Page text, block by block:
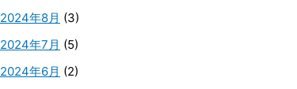
2024年8月 (3)
2024年7月 (5)
2024年6月 (2)